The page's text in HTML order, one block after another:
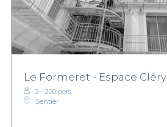
Le Formeret - Espace Cléry
2 - 200 pers.
Sentier